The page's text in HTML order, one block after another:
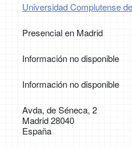
Universidad Complutense
Presencial en Madrid
Información no disponible
Información no disponible
Avda, de Séneca, 2
Madrid 28040
España